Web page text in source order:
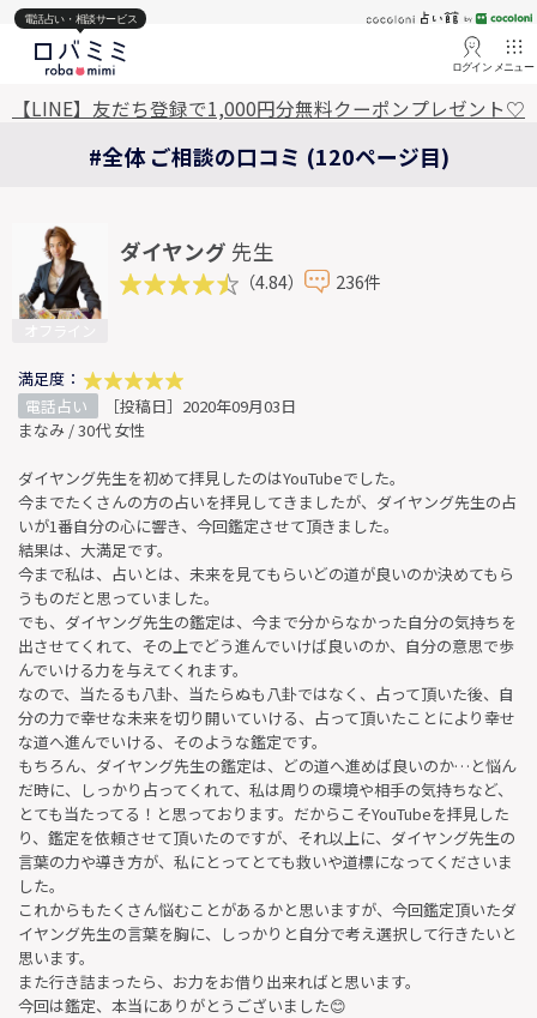
電話占い・相談サービス
ログイン メニュー
【LINE】友だち登録で1,000円分無料クーポンプレゼント♡
#全体 ご相談の口コミ (120ページ目)
ダイヤング 先生
（4.84） 236件
満足度：
電話占い
［投稿日］2020年09月03日
まなみ / 30代 女性
ダイヤング先生を初めて拝見したのはYouTubeでした。
今までたくさんの方の占いを拝見してきましたが、ダイヤング先生の占
いが1番自分の心に響き、今回鑑定させて頂きました。
結果は、大満足です。
今まで私は、占いとは、未来を見てもらいどの道が良いのか決めてもら
うものだと思っていました。
でも、ダイヤング先生の鑑定は、今まで分からなかった自分の気持ちを
出させてくれて、その上でどう進んでいけば良いのか、自分の意思で歩
んでいける力を与えてくれます。
なので、当たるも八卦、当たらぬも八卦ではなく、占って頂いた後、自
分の力で幸せな未来を切り開いていける、占って頂いたことにより幸せ
な道へ進んでいける、そのような鑑定です。
もちろん、ダイヤング先生の鑑定は、どの道へ進めば良いのか…と悩ん
だ時に、しっかり占ってくれて、私は周りの環境や相手の気持ちなど、
とても当たってる！と思っております。だからこそYouTubeを拝見した
り、鑑定を依頼させて頂いたのですが、それ以上に、ダイヤング先生の
言葉の力や導き方が、私にとってとても救いや道標になってくださいま
した。
これからもたくさん悩むことがあるかと思いますが、今回鑑定頂いたダ
イヤング先生の言葉を胸に、しっかりと自分で考え選択して行きたいと
思います。
また行き詰まったら、お力をお借り出来ればと思います。
今回は鑑定、本当にありがとうございました😊